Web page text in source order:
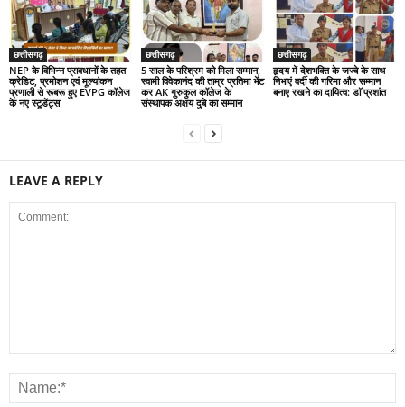
छत्तीसगढ़
NEP के विभिन्न प्रावधानों के तहत
क्रेडिट, प्रमोशन एवं मूल्यांकन
प्रणाली से रूबरू हुए EVPG कॉलेज
के नए स्टूडेंट्स
छत्तीसगढ़
5 साल के परिश्रम को मिला सम्मान,
स्वामी विवेकानंद की ताम्र प्रतिमा भेंट
कर AK गुरुकुल कॉलेज के
संस्थापक अक्षय दुबे का सम्मान
छत्तीसगढ़
हृदय में देशभक्ति के जज्बे के साथ
निभाएं वर्दी की गरिमा और सम्मान
बनाए रखने का दायित्व: डाॅ प्रशांत
LEAVE A REPLY